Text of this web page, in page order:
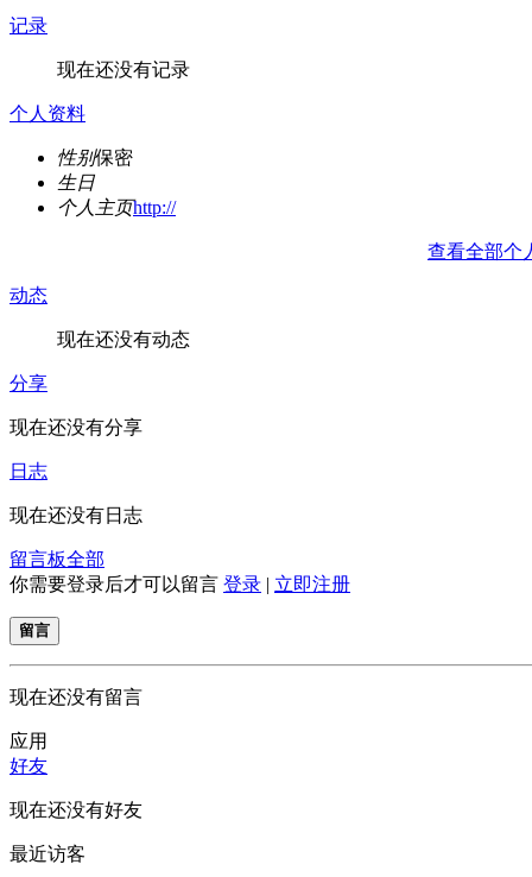
记录
现在还没有记录
个人资料
性别保密
生日
个人主页http://
查看全部个
动态
现在还没有动态
分享
现在还没有分享
日志
现在还没有日志
留言板全部
你需要登录后才可以留言 登录 | 立即注册
留言
现在还没有留言
应用
好友
现在还没有好友
最近访客